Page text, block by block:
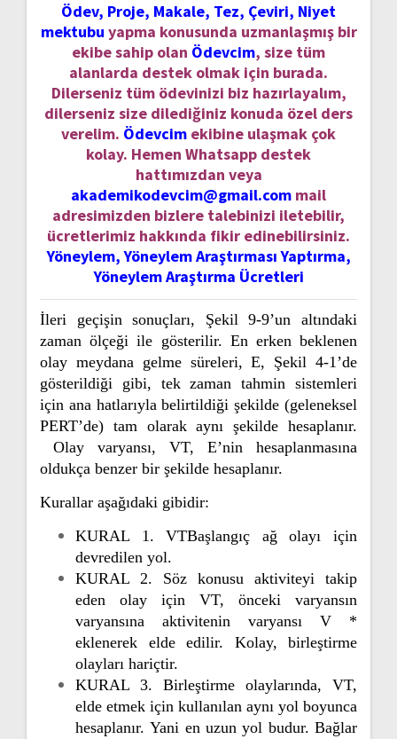
Ödev, Proje, Makale, Tez, Çeviri, Niyet
mektubu yapma konusunda uzmanlaşmış bir
ekibe sahip olan Ödevcim, size tüm
alanlarda destek olmak için burada.
Dilerseniz tüm ödevinizi biz hazırlayalım,
dilerseniz size dilediğiniz konuda özel ders
verelim. Ödevcim ekibine ulaşmak çok
kolay. Hemen Whatsapp destek
hattımızdan veya
akademikodevcim@gmail.com mail
adresimizden bizlere talebinizi iletebilir,
ücretlerimiz hakkında fikir edinebilirsiniz.
Yöneylem, Yöneylem Araştırması Yaptırma,
Yöneylem Araştırma Ücretleri
İleri geçişin sonuçları, Şekil 9-9’un altındaki
zaman ölçeği ile gösterilir. En erken beklenen
olay meydana gelme süreleri, E, Şekil 4-1’de
gösterildiği gibi, tek zaman tahmin sistemleri
için ana hatlarıyla belirtildiği şekilde (geleneksel
PERT’de) tam olarak aynı şekilde hesaplanır.
Olay varyansı, VT, E’nin hesaplanmasına
oldukça benzer bir şekilde hesaplanır.
Kurallar aşağıdaki gibidir:
KURAL 1. VTBaşlangıç ​​ağ olayı için
devredilen yol.
KURAL 2. Söz konusu aktiviteyi takip
eden olay için VT, önceki varyansın
varyansına aktivitenin varyansı V *
eklenerek elde edilir. Kolay, birleştirme
olayları hariçtir.
KURAL 3. Birleştirme olaylarında, VT,
elde etmek için kullanılan aynı yol boyunca
hesaplanır.Yani en uzun yol budur. Bağlar